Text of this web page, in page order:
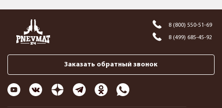
8 (800) 550-51-69
8 (499) 685-45-92
Заказать обратный звонок